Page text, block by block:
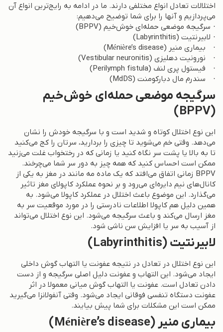
اختلالات تعادل انواع مختلفی دارند. ما در ادامه به رایج‌ترین انواع آن
می‌پردازیم و آنها را برای شما توضیح می‌دهیم:
· سرگیجه موضعی حمله‌ای خوش‌خیم (BPPV)
· لابیرنتیت (Labyrinthitis)
· بیماری منیر (Ménière’s disease)
· نورونیت دهلیزی (Vestibular neuronitis)
· فیستول پری لنف (Perilymph fistula)
· سندرم مال دبارکومنت (MdDS)
سرگیجه موضعی حمله‌ای خوش‌خیم
(BPPV)
این نوع اختلال کوتاه و شدید است و با سرگیجه خودش را نشان
می‌دهد. وقتی خم می‌شوید تا چیزی را بردارید، سرتان را کج می‌کنید
تا به بالا یا پشت سر نگاه کنید یا زمانی که در رختخواب غلت می‌زنید
ممکن است احساس کنید که همه چیز به دور سر شما می‌چرخند.
BPPV زمانی اتفاق می‌افتد که یک ماده مه مانند در مغز به یکی از
کانال‌های نیم دایره‌ای می‌رود و بر نحوه عملکرد کاپولای مغز تاثیر
می‌گذارد. این موضوع باعث اختلال در عملکرد کاپولا می‌شود. به
همین دلیل هم کاپولا اطلاعات نادرستی را در مورد موقعیت سر به
مغز ارسال می‌کند و باعث سرگیجه می‌شود. این نوع اختلال می‌تواند
از آسیب به سر یا افزایش سن ناشی شود.
لابیرنتیت (Labyrinthitis)
این نوع اختلال در تعادل در نتیجه عفونت یا التهاب گوش داخلی
ایجاد می‌شود. این التهاب و عفونت دلیل اصلی سرگیجه و از دست
دادن تعادل است. عفونت یا التهاب گوش میانی معمولا در اثر
عفونت دستگاه تنفسی فوقانی ایجاد می‌شود. وقتی آنفولانزا می‌گیرید
ممکن است این مشکلات برای شما پیش بیایند.
بیماری منیر (Ménière’s disease)